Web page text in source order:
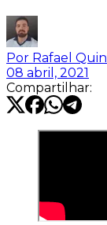
Por Rafael
08 abril, 2021
Compartilhar: